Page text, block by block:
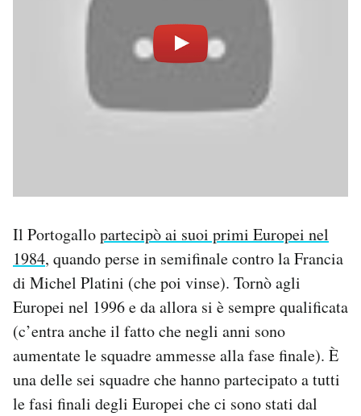
Il Portogallopartecipò ai suoi primi Europei nel
1984, quando perse in semifinale contro la Francia
di Michel Platini (che poi vinse). Tornò agli
Europei nel 1996 e da allora si è sempre qualificata
(c’entra anche il fatto che negli anni sono
aumentate le squadre ammesse alla fase finale). È
una delle sei squadre che hanno partecipato a tutti
le fasi finali degli Europei che ci sono stati dal